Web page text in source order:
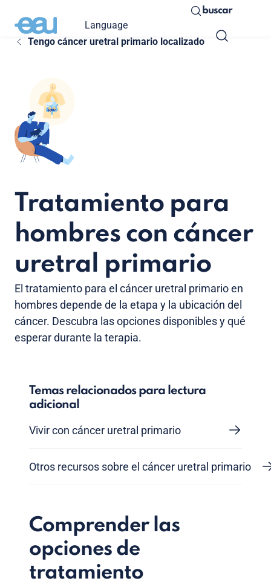
Language
buscar
Tengo cáncer uretral primario localizado
Tratamiento para
hombres con cáncer
uretral primario
El tratamiento para el cáncer uretral primario en
hombres depende de la etapa y la ubicación del
cáncer. Descubra las opciones disponibles y qué
esperar durante la terapia.
Temas relacionados para lectura
adicional
Vivir con cáncer uretral primario
Otros recursos sobre el cáncer uretral primario
Comprender las
opciones de
tratamiento